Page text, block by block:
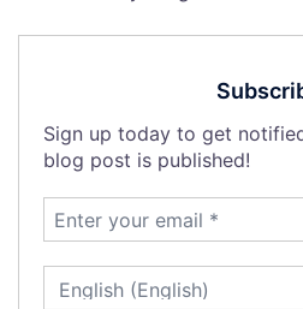
Sign up today to get
blog post is published!